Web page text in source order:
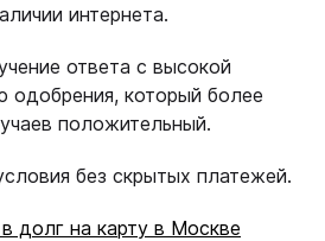
интернета.
ответа с высокой
одобрения, который более
положительный.
без скрытых платежей.
долг на карту в Москве